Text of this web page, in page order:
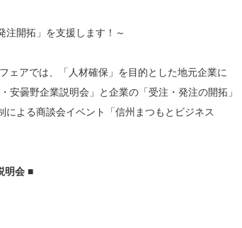
注開拓」を支援します！～
ェアでは、「人材確保」を目的とした地元企業に
安曇野企業説明会」と企業の「受注・発注の開拓」
による商談会イベント「信州まつもとビジネス
明会 ■